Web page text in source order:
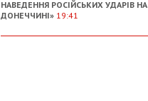
НАВЕДЕННЯ РОСІЙСЬКИХ УДАРІВ НА
ДОНЕЧЧИНІ» 19:41